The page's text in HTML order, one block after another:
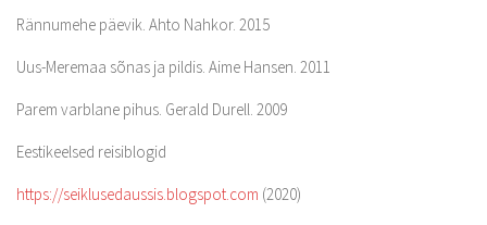
Rännumehe päevik. Ahto Nahkor. 2015
Uus-Meremaa sõnas ja pildis. Aime Hansen. 2011
Parem varblane pihus. Gerald Durell. 2009
Eestikeelsed reisiblogid
https://seiklusedaussis.blogspot.com (2020)